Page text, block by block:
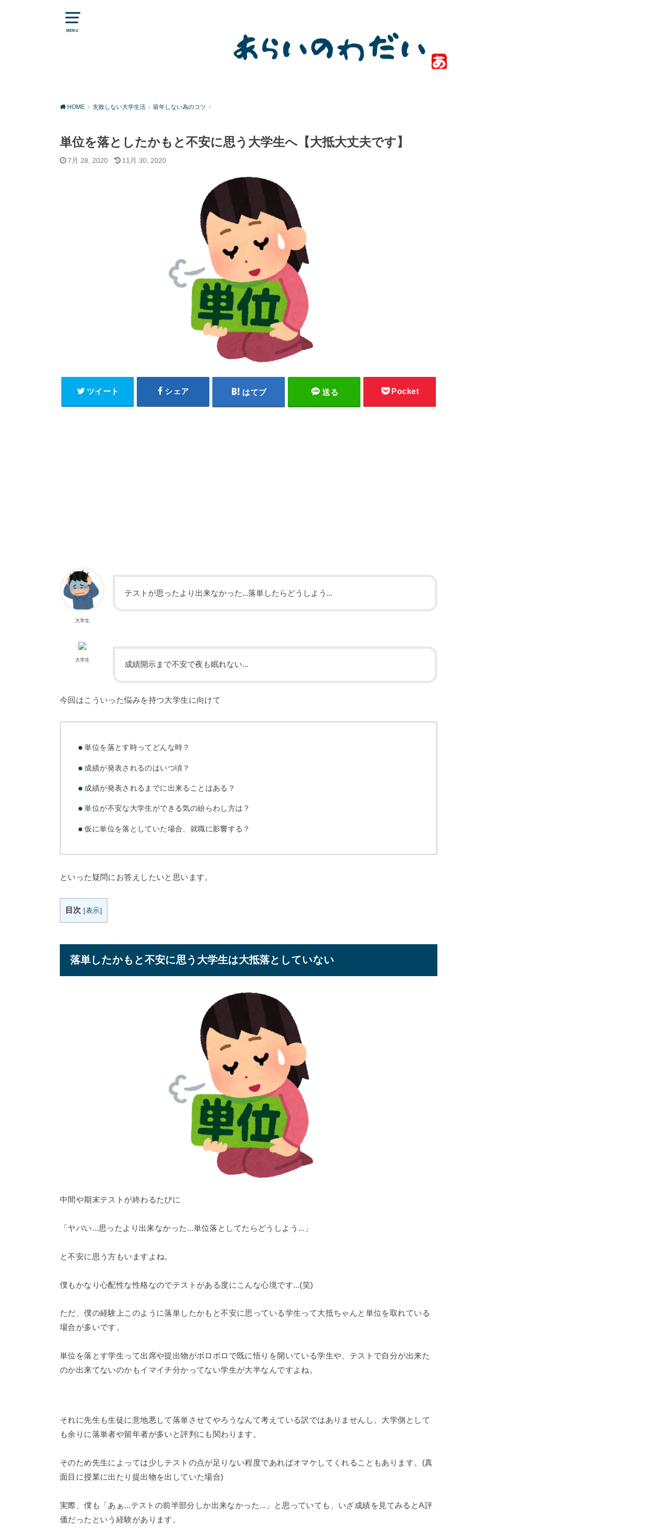
MENU
HOME 失敗しない大学生活 留年しない為のコツ
単位を落としたかもと不安に思う大学生へ【大抵大丈夫です】
7月 28, 2020 11月 30, 2020
ツイート シェア はてブ 送る Pocket
大学生
テストが思ったより出来なかった...落単したらどうしよう...
大学生
成績開示まで不安で夜も眠れない...
今回はこういった悩みを持つ大学生に向けて
単位を落とす時ってどんな時？
成績が発表されるのはいつ頃？
成績が発表されるまでに出来ることはある？
単位が不安な大学生ができる気の紛らわし方は？
仮に単位を落としていた場合、就職に影響する？
といった疑問にお答えしたいと思います。
目次 [表示]
落単したかもと不安に思う大学生は大抵落としていない
中間や期末テストが終わるたびに
「ヤバい...思ったより出来なかった...単位落としてたらどうしよう...」
と不安に思う方もいますよね。
僕もかなり心配性な性格なのでテストがある度にこんな心境です...(笑)
ただ、僕の経験上このように落単したかもと不安に思っている学生って大抵ちゃんと単位を取れている
場合が多いです。
単位を落とす学生って出席や提出物がボロボロで既に悟りを開いている学生や、テストで自分が出来た
のか出来てないのかもイマイチ分かってない学生が大半なんですよね。
それに先生も生徒に意地悪して落単させてやろうなんて考えている訳ではありませんし、大学側として
も余りに落単者や留年者が多いと評判にも関わります。
そのため先生によっては少しテストの点が足りない程度であればオマケしてくれることもあります。(真
面目に授業に出たり提出物を出していた場合)
実際、僕も「あぁ...テストの前半部分しか出来なかった...」と思っていても、いざ成績を見てみるとA評
価だったという経験があります。